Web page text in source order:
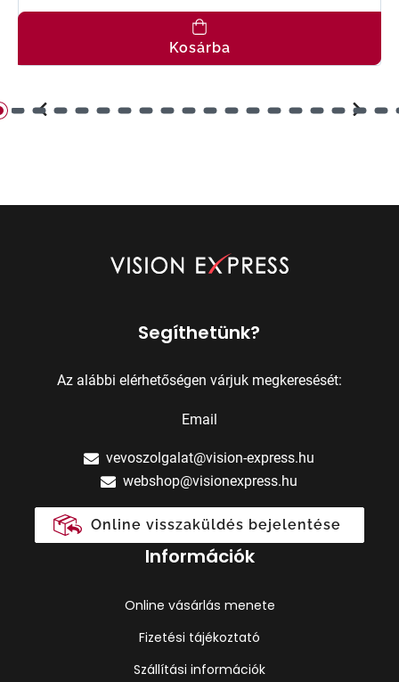
Kosárba
Segíthetünk?
Az alábbi elérhetőségen várjuk megkeresését:
Email
vevoszolgalat@vision-express.hu
webshop@visionexpress.hu
Online visszaküldés bejelentése
Információk
Online vásárlás menete
Fizetési tájékoztató
Szállítási információk